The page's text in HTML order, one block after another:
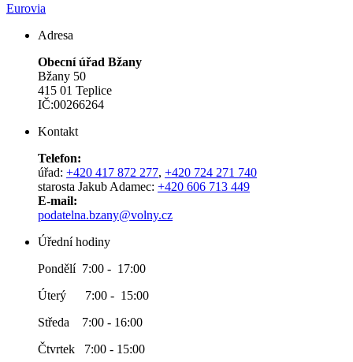
Eurovia
Adresa
Obecní úřad Bžany
Bžany 50
415 01 Teplice
IČ:00266264
Kontakt
Telefon:
úřad: +420 417 872 277, +420 724 271 740
starosta Jakub Adamec: +420 606 713 449
E-mail:
podatelna.bzany@volny.cz
Úřední hodiny
Pondělí 7:00 - 17:00
Úterý 7:00 - 15:00
Středa 7:00 - 16:00
Čtvrtek 7:00 - 15:00